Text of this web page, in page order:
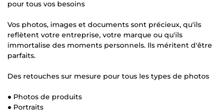
pour tous vos besoins
Vos photos, images et documents sont précieux, qu'ils
reflètent votre entreprise, votre marque ou qu'ils
immortalise des moments personnels. Ils méritent d'être
parfaits.
Des retouches sur mesure pour tous les types de photos
● Photos de produits
● Portraits